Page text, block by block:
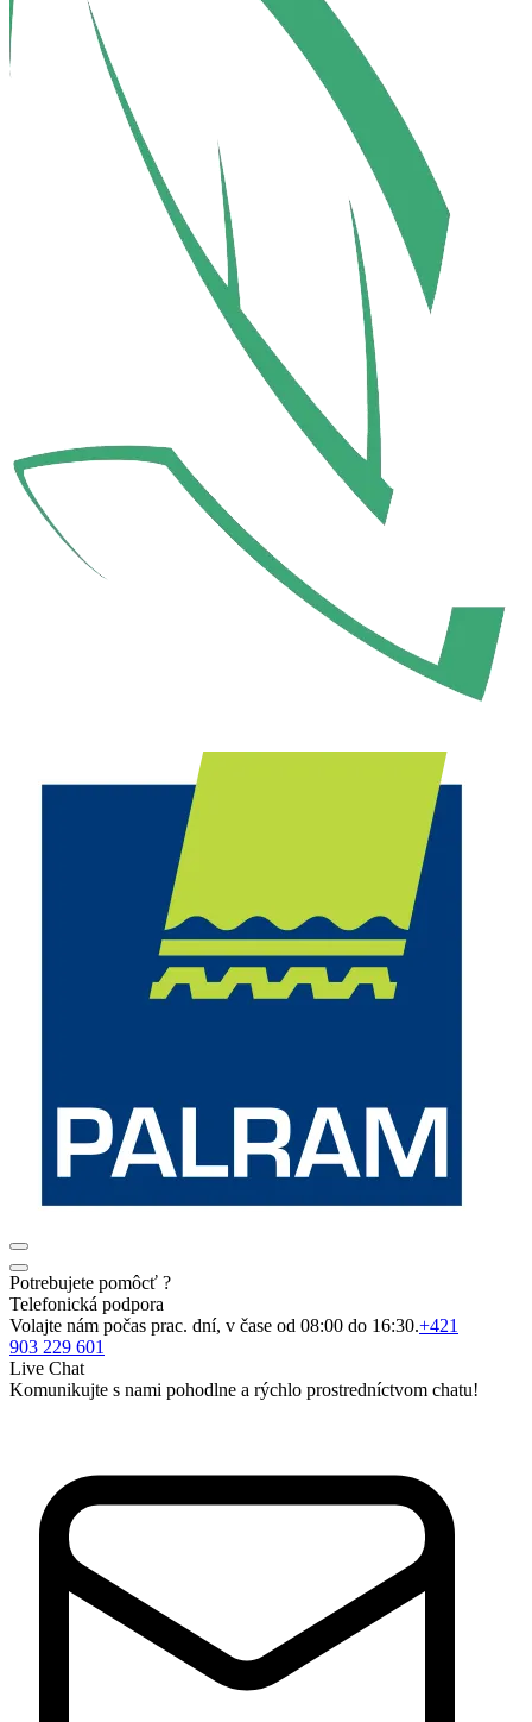
Potrebujete pomôcť ?
Telefonická podpora
Volajte nám počas prac. dní, v čase od 08:00 do 16:30.+421
903 229 601
Live Chat
Komunikujte s nami pohodlne a rýchlo prostredníctvom chatu!